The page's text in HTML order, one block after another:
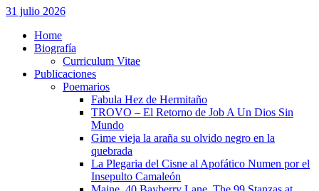
31 julio 2026
Home
Biografía
Curriculum Vitae​
Publicaciones
Poemarios
Fabula Hez de Hermitaño
TROVO – El Retorno de Job A Un Dios Sin
Mundo
Gime vieja la araña su olvido negro en la
quebrada
La Plegaria del Cisne al Apofático Numen por el
Insepulto Camaleón